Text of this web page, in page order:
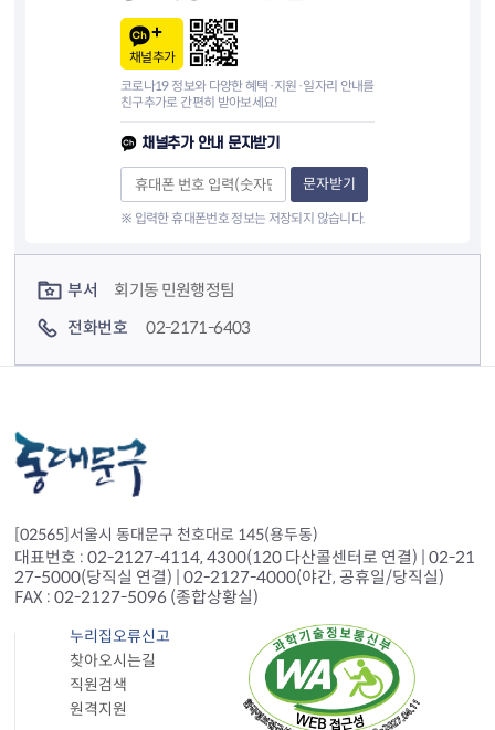
채널추가
코로나19 정보와 다양한 혜택·지원·일자리 안내를
친구추가로 간편히 받아보세요!
채널추가 안내 문자받기
문자받기
※ 입력한 휴대폰번호 정보는 저장되지 않습니다.
부서
회기동 민원행정팀
전화번호
02-2171-6403
[02565]서울시 동대문구 천호대로 145(용두동)
대표번호 : 02-2127-4114, 4300(120 다산콜센터로 연결) | 02-21
27-5000(당직실 연결) | 02-2127-4000(야간, 공휴일/당직실)
FAX : 02-2127-5096 (종합상황실)
누리집오류신고
찾아오시는길
직원검색
원격지원